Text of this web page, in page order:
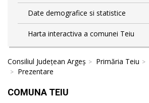
Date demografice si statistice
Harta interactiva a comunei Teiu
Consiliul Județean Argeș Primăria Teiu
Prezentare
COMUNA TEIU